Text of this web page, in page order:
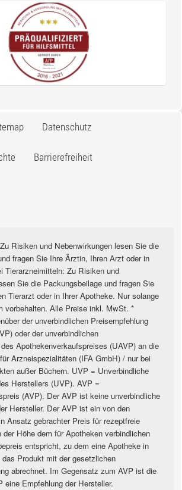
Datenschutz
Barrierefreiheit
Risiken und Nebenwirkungen lesen Sie die
fragen Sie Ihre Ärztin, Ihren Arzt oder in
Tierarzneimitteln: Zu Risiken und
Sie die Packungsbeilage und fragen Sie
Tierarzt oder in Ihrer Apotheke. Nur solange
vorbehalten. Alle Preise inkl. MwSt. *
der unverbindlichen Preisempfehlung
oder der unverbindlichen
Apothekenverkaufspreises (UAVP) an die
Arzneispezialitäten (IFA GmbH) / nur bei
außer Büchern. UVP = Unverbindliche
Herstellers (UVP). AVP =
(AVP). Der AVP ist keine unverbindliche
Hersteller. Der AVP ist ein von den
Ansatz gebrachter Preis für rezeptfreie
Höhe dem für Apotheken verbindlichen
entspricht, zu dem eine Apotheke in
Produkt mit der gesetzlichen
abrechnet. Im Gegensatz zum AVP ist die
eine Empfehlung der Hersteller.